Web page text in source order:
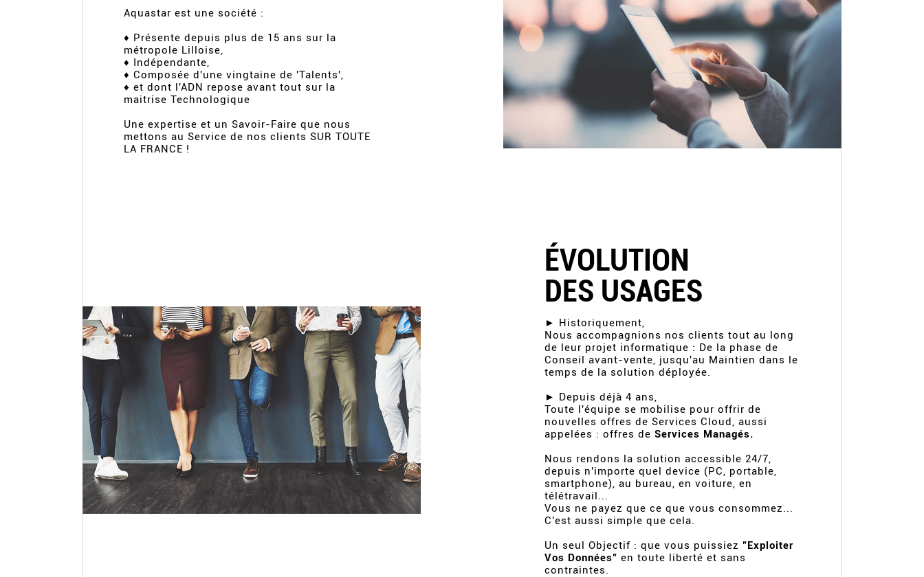
Aquastar est une société :
♦ Présente depuis plus de 15 ans sur la
métropole Lilloise,
♦ Indépendante,
♦ Composée d'une vingtaine de 'Talents',
♦ et dont l'ADN repose avant tout sur la
maitrise Technologique
Une expertise et un Savoir-Faire que nous
mettons au Service de nos clients SUR TOUTE
LA FRANCE !
ÉVOLUTION
DES USAGES
► Historiquement,
Nous accompagnions nos clients tout au long
de leur projet informatique : De la phase de
Conseil avant-vente, jusqu'au Maintien dans le
temps de la solution déployée.
► Depuis déjà 4 ans,
Toute l'équipe se mobilise pour offrir de
nouvelles offres de Services Cloud, aussi
appelées : offres de Services Managés.
Nous rendons la solution accessible 24/7,
depuis n'importe quel device (PC, portable,
smartphone), au bureau, en voiture, en
télétravail...
Vous ne payez que ce que vous consommez...
C'est aussi simple que cela.
Un seul Objectif : que vous puissiez "Exploiter
Vos Données" en toute liberté et sans
contraintes.